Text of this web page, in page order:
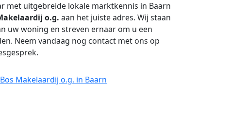
met uitgebreide lokale marktkennis in Baarn
o.g. aan het juiste adres. Wij staan
uw woning en streven ernaar om u een
Neem vandaag nog contact met ons op
Makelaardij o.g. in Baarn